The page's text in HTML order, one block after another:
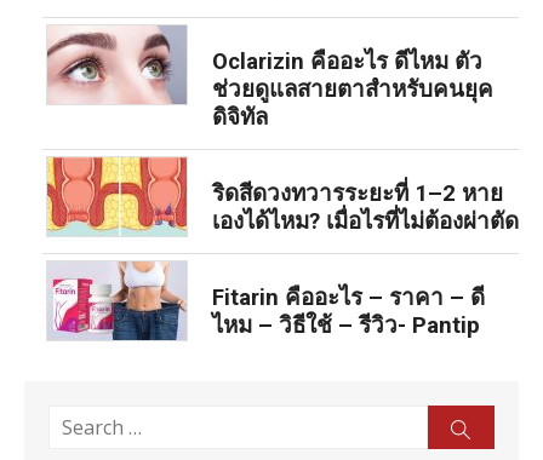
Oclarizin คืออะไร ดีไหม ตัว
ช่วยดูแลสายตาสำหรับคนยุค
ดิจิทัล
ริดสีดวงทวารระยะที่ 1–2 หาย
เองได้ไหม? เมื่อไรที่ไม่ต้องผ่าตัด
Fitarin คืออะไร – ราคา – ดี
ไหม – วิธีใช้ – รีวิว- Pantip
Search